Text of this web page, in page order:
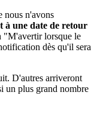
nous n'avons
à une date de retour
"M'avertir lorsque le
dès qu'il sera
D'autres arriveront
un plus grand nombre